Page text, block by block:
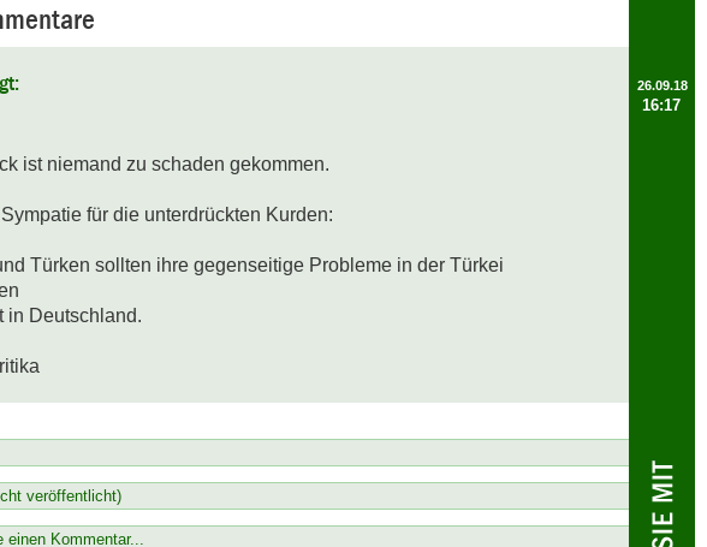
ist niemand zu schaden gekommen.
für die unterdrückten Kurden:
Türken sollten ihre gegenseitige Probleme in der Türkei
in Deutschland.
26.09.18
16:17